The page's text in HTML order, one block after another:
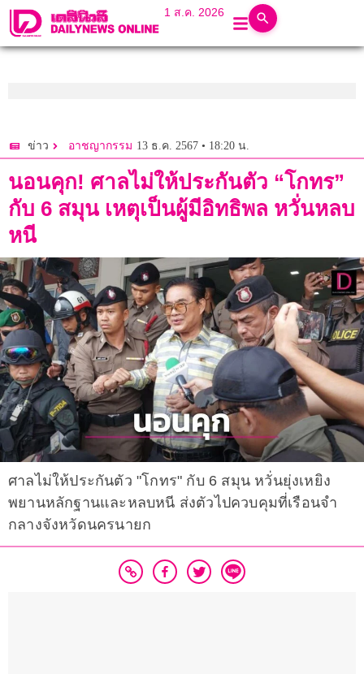
1 ส.ค. 2026
ข่าว อาชญากรรม 13 ธ.ค. 2567 • 18:20 น.
นอนคุก! ศาลไม่ให้ประกันตัว “โกทร”
กับ 6 สมุน เหตุเป็นผู้มีอิทธิพล หวั่นหลบ
หนี
ศาลไม่ให้ประกันตัว "โกทร" กับ 6 สมุน หวั่นยุ่งเหยิง
พยานหลักฐานและหลบหนี ส่งตัวไปควบคุมที่เรือนจำ
กลางจังหวัดนครนายก